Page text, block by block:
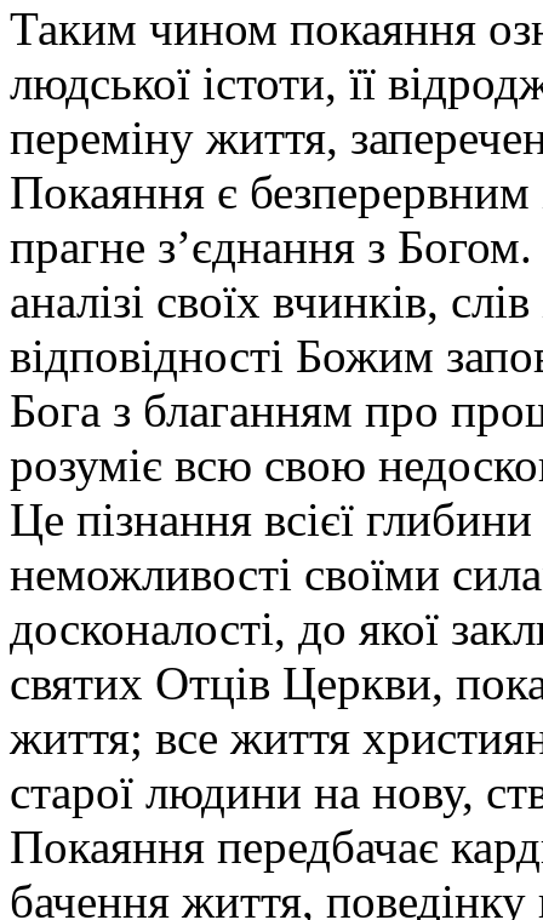
Таким чином покаяння
людської істоти, її
переміну життя,
Покаяння є
прагне з’єднання з
аналізі своїх вчинків,
відповідності Божим
Бога з благанням про
розуміє всю свою
Це пізнання всієї
неможливості своїми
досконалості, до якої
святих Отців Церкви,
життя; все життя
старої людини на нову,
Покаяння передбачає
бачення життя, поведінку